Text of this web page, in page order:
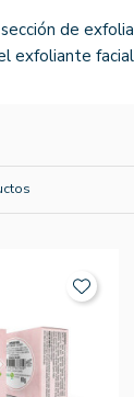
de
exfoliante